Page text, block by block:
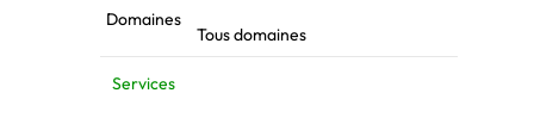
Domaines
Tous domaines
Services